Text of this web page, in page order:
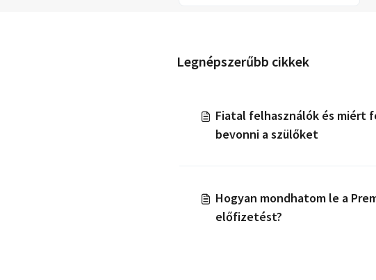
Legnépszerűbb cikkek
Fiatal felhasználók és miért
bevonni a szülőket
Hogyan mondhatom le a
előfizetést?